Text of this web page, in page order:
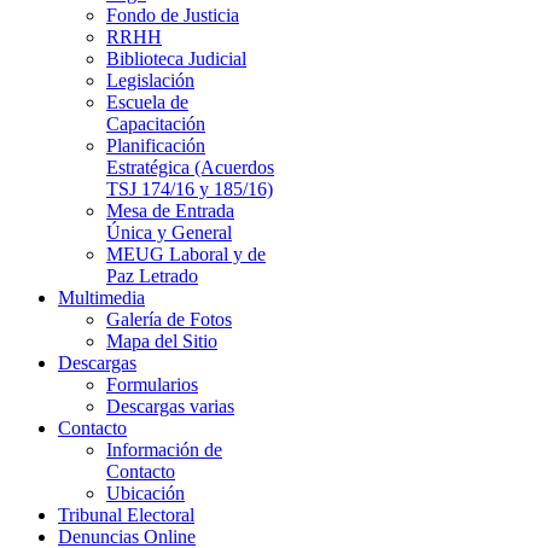
Fondo de Justicia
RRHH
Biblioteca Judicial
Legislación
Escuela de
Capacitación
Planificación
Estratégica (Acuerdos
TSJ 174/16 y 185/16)
Mesa de Entrada
Única y General
MEUG Laboral y de
Paz Letrado
Multimedia
Galería de Fotos
Mapa del Sitio
Descargas
Formularios
Descargas varias
Contacto
Información de
Contacto
Ubicación
Tribunal Electoral
Denuncias Online